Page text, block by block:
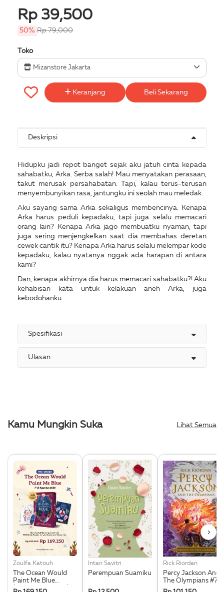
Rp 39,500
50% Rp 79,000
Toko
Mizanstore Jakarta
Keranjang Beli Sekarang
Deskripsi
Hidupku jadi repot banget sejak aku jatuh cinta kepada
sahabatku, Arka. Serba salah! Mau menyatakan perasaan,
takut merusak persahabatan. Tapi, kalau terus-terusan
menyembunyikan rasa, jantungku ini seolah mau meledak.
Aku sayang sama Arka sekaligus membencinya. Kenapa
Arka harus peduli kepadaku, tapi juga selalu memacari
orang lain? Kenapa Arka jago membuatku nyaman, tapi
juga sering menjengkelkan saat dia membahas deretan
cewek cantik itu? Kenapa Arka harus selalu melempar kode
kepadaku, kalau nyatanya nggak ada harapan di antara
kami?
Dan, kenapa akhirnya dia harus memacari sahabatku?! Aku
kehabisan kata untuk kelakuan aneh Arka, juga
kebodohanku.
Spesifikasi
Ulasan
Kamu Mungkin Suka Lihat Semua
Zoulfa Katouh
The Ocean Would
Paint Me Blue
(Illustration Edges) -
Intan Savitri
Perempuan Suamiku
Rick Riordan
Percy Jackson And
The Olympians #7:
Wrath Of The Triple
›